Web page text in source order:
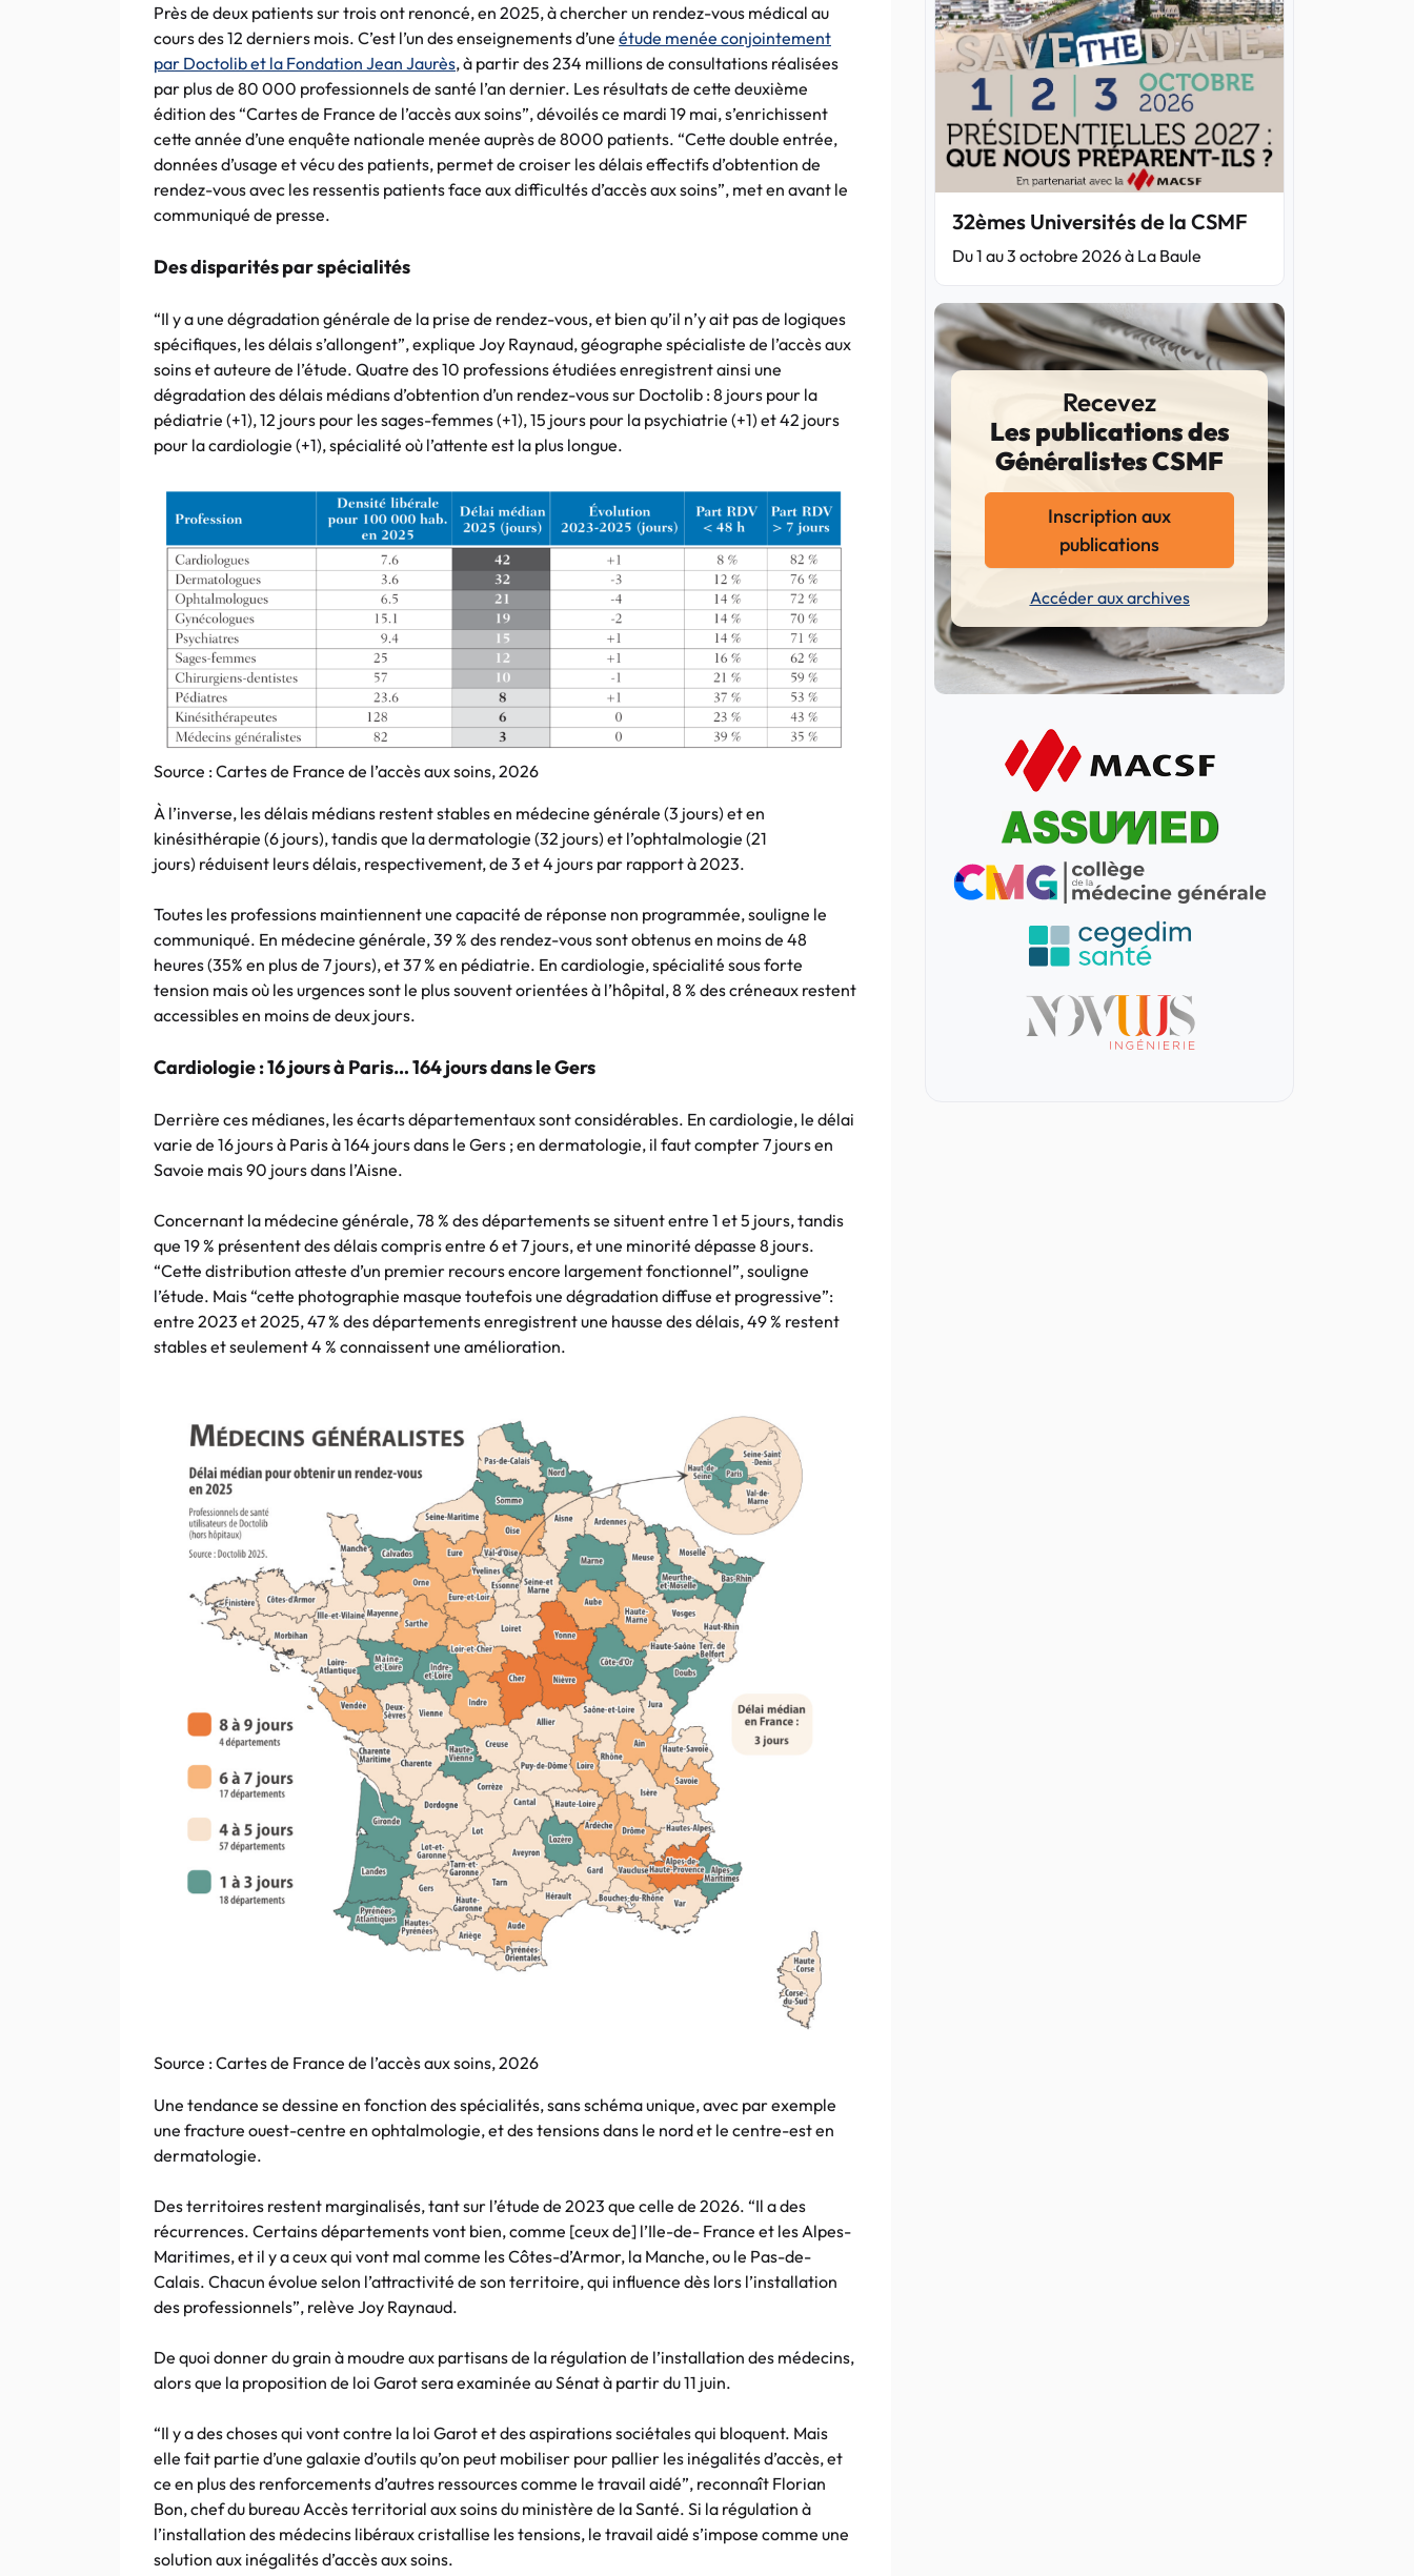
Près de deux patients sur trois ont renoncé, en 2025, à chercher un rendez-vous médical au
cours des 12 derniers mois. C’est l’un des enseignements d’une étude menée conjointement
par Doctolib et la Fondation Jean Jaurès, à partir des 234 millions de consultations réalisées
par plus de 80 000 professionnels de santé l’an dernier. Les résultats de cette deuxième
édition des “Cartes de France de l’accès aux soins”, dévoilés ce mardi 19 mai, s’enrichissent
cette année d’une enquête nationale menée auprès de 8000 patients. “Cette double entrée,
données d’usage et vécu des patients, permet de croiser les délais effectifs d’obtention de
rendez-vous avec les ressentis patients face aux difficultés d’accès aux soins”, met en avant le
communiqué de presse.
Des disparités par spécialités
“Il y a une dégradation générale de la prise de rendez-vous, et bien qu’il n’y ait pas de logiques
spécifiques, les délais s’allongent”, explique Joy Raynaud, géographe spécialiste de l’accès aux
soins et auteure de l’étude. Quatre des 10 professions étudiées enregistrent ainsi une
dégradation des délais médians d’obtention d’un rendez-vous sur Doctolib : 8 jours pour la
pédiatrie (+1), 12 jours pour les sages-femmes (+1), 15 jours pour la psychiatrie (+1) et 42 jours
pour la cardiologie (+1), spécialité où l’attente est la plus longue.
Source : Cartes de France de l’accès aux soins, 2026
À l’inverse, les délais médians restent stables en médecine générale (3 jours) et en
kinésithérapie (6 jours), tandis que la dermatologie (32 jours) et l’ophtalmologie (21
jours) réduisent leurs délais, respectivement, de 3 et 4 jours par rapport à 2023.
Toutes les professions maintiennent une capacité de réponse non programmée, souligne le
communiqué. En médecine générale, 39 % des rendez-vous sont obtenus en moins de 48
heures (35% en plus de 7 jours), et 37 % en pédiatrie. En cardiologie, spécialité sous forte
tension mais où les urgences sont le plus souvent orientées à l’hôpital, 8 % des créneaux restent
accessibles en moins de deux jours.
Cardiologie : 16 jours à Paris… 164 jours dans le Gers
Derrière ces médianes, les écarts départementaux sont considérables. En cardiologie, le délai
varie de 16 jours à Paris à 164 jours dans le Gers ; en dermatologie, il faut compter 7 jours en
Savoie mais 90 jours dans l’Aisne.
Concernant la médecine générale, 78 % des départements se situent entre 1 et 5 jours, tandis
que 19 % présentent des délais compris entre 6 et 7 jours, et une minorité dépasse 8 jours.
“Cette distribution atteste d’un premier recours encore largement fonctionnel”, souligne
l’étude. Mais “cette photographie masque toutefois une dégradation diffuse et progressive”:
entre 2023 et 2025, 47 % des départements enregistrent une hausse des délais, 49 % restent
stables et seulement 4 % connaissent une amélioration.
Source : Cartes de France de l’accès aux soins, 2026
Une tendance se dessine en fonction des spécialités, sans schéma unique, avec par exemple
une fracture ouest-centre en ophtalmologie, et des tensions dans le nord et le centre-est en
dermatologie.
Des territoires restent marginalisés, tant sur l’étude de 2023 que celle de 2026. “Il a des
récurrences. Certains départements vont bien, comme [ceux de] l’Ile-de- France et les Alpes-
Maritimes, et il y a ceux qui vont mal comme les Côtes-d’Armor, la Manche, ou le Pas-de-
Calais. Chacun évolue selon l’attractivité de son territoire, qui influence dès lors l’installation
des professionnels”, relève Joy Raynaud.
De quoi donner du grain à moudre aux partisans de la régulation de l’installation des médecins,
alors que la proposition de loi Garot sera examinée au Sénat à partir du 11 juin.
“Il y a des choses qui vont contre la loi Garot et des aspirations sociétales qui bloquent. Mais
elle fait partie d’une galaxie d’outils qu’on peut mobiliser pour pallier les inégalités d’accès, et
ce en plus des renforcements d’autres ressources comme le travail aidé”, reconnaît Florian
Bon, chef du bureau Accès territorial aux soins du ministère de la Santé. Si la régulation à
l’installation des médecins libéraux cristallise les tensions, le travail aidé s’impose comme une
solution aux inégalités d’accès aux soins.
32èmes Universités de la CSMF
Du 1 au 3 octobre 2026 à La Baule
Recevez
Les publications des
Généralistes CSMF
Inscription aux
publications
Accéder aux archives